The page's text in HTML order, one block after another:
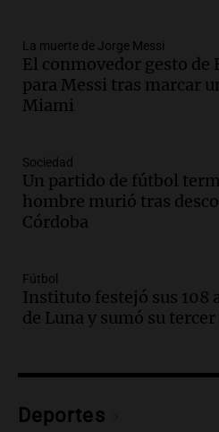
Episodios
Audio.Ley de
en el Congreso
comunicacional del
Episodios
Audio.Casabindo se
celebración única:
tradicional Toreo de
Audio.Borges,
"Tres hombres se lo
hacerle preguntas y
Episodios
metros del río
La muerte de Jorge Messi
El conmovedor gesto de
para Messi tras marcar
Miami
Sociedad
Un partido de fútbol
hombre murió tras
Córdoba
Fútbol
Instituto festejó sus 108
de Luna y sumó su
Deportes